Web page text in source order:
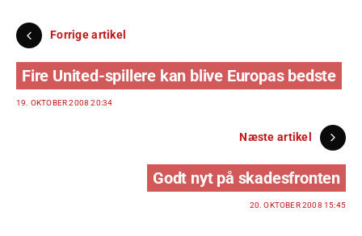
Forrige artikel
Fire United-spillere kan blive Europas bedste
19. OKTOBER 2008 20:34
Næste artikel
Godt nyt på skadesfronten
20. OKTOBER 2008 15:45